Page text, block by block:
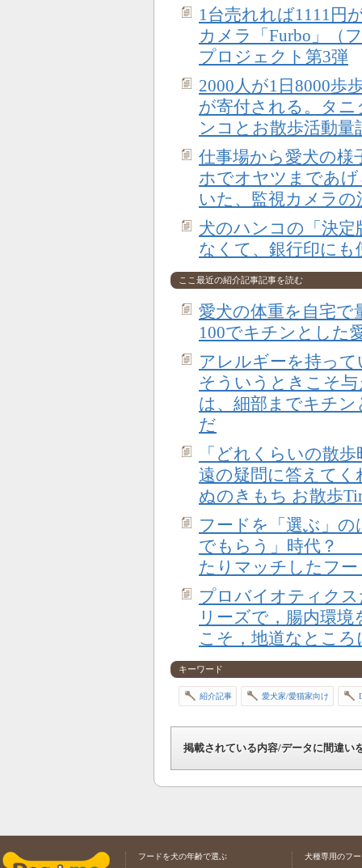
1台売れれば1111円
カメラ「Furbo」（
プロジェクト第3弾
2000人が1日8000歩
が寄付される。タ
ンコとお散歩活動量
仕事場から愛犬の
ホでオヤツまであ
いた、監視カメラの
犬のハンコの「決
なくて、銀行印にも
ここ最近の紹介記事記事を読む
愛犬の体重を自宅
100でキチンとした
アレルギーを持っ
そういうときこそ
は、細部までキチ
だ
「どれくらいの散
遠の疑問に答えて
ぬのきもち お散歩
フードを「選ぶ」
でもらう」時代？
たりマッチしたフ
プロバイオティク
リーズで，腸内環
こそ，地道なとこ
キーワード
紹介記事 愛犬家/愛猫家向け
掲載されている内容/データに間違い
フードを犬の年齢で選ぶ
犬種専用のフ